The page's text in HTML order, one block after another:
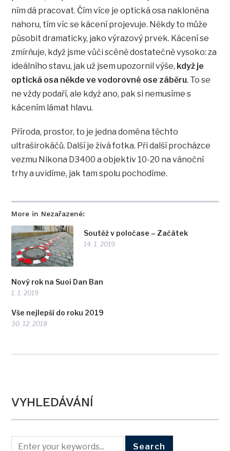
More in Nezařazené:
Soutěž v poločase – Začátek
14. 1. 2019
Nový rok na Suoi Dan Ban
1. 1. 2019
Vše nejlepší do roku 2019
30. 12. 2018
ním dá pracovat. Čím více je optická osa nakloněna
nahoru, tím víc se kácení projevuje. Někdy to může
působit dramaticky, jako výrazový prvek. Kácení se
zmírňuje, když jsme vůči scéně dostatečně vysoko: za
ideálního stavu, jak už jsem upozornil výše, když je
optická osa někde ve vodorovné ose záběru. To se
ne vždy podaří, ale když ano, pak si nemusíme s
kácením lámat hlavu.
Příroda, prostor, to je jedna doména těchto
ultraširokáčů. Další je živá fotka. Při další procházce
vezmu Nikona D3400 a objektiv 10-20 na vánoční
trhy a uvidíme, jak tam spolu pochodíme.
VYHLEDÁVÁNÍ